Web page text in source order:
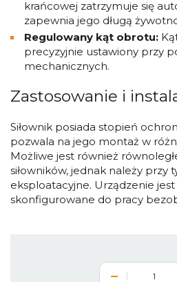
krańcowej zatrzymuje się
zapewnia jego długą
Regulowany kąt obrotu:
precyzyjnie ustawiony przy
mechanicznych.
Zastosowanie i
Siłownik posiada stopień
pozwala na jego montaż w
Możliwe jest również
siłowników, jednak należy przy
eksploatacyjne. Urządzenie
skonfigurowane do pracy